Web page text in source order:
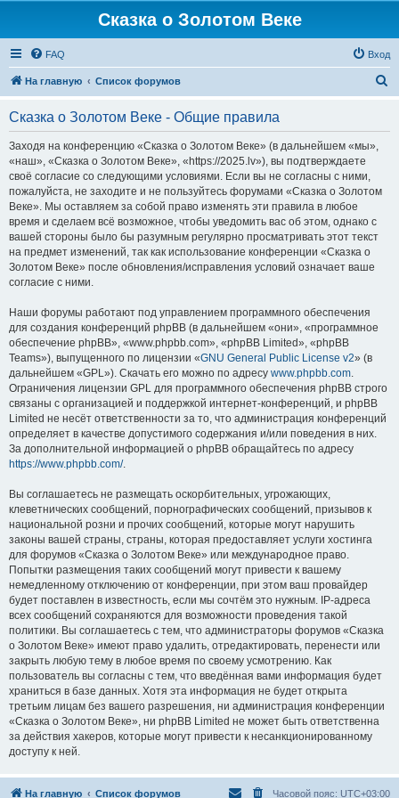
Сказка о Золотом Веке
FAQ Вход
На главную Список форумов
Сказка о Золотом Веке - Общие правила
Заходя на конференцию «Сказка о Золотом Веке» (в дальнейшем «мы»,
«наш», «Сказка о Золотом Веке», «https://2025.lv»), вы подтверждаете
своё согласие со следующими условиями. Если вы не согласны с ними,
пожалуйста, не заходите и не пользуйтесь форумами «Сказка о Золотом
Веке». Мы оставляем за собой право изменять эти правила в любое
время и сделаем всё возможное, чтобы уведомить вас об этом, однако с
вашей стороны было бы разумным регулярно просматривать этот текст
на предмет изменений, так как использование конференции «Сказка о
Золотом Веке» после обновления/исправления условий означает ваше
согласие с ними.
Наши форумы работают под управлением программного обеспечения
для создания конференций phpBB (в дальнейшем «они», «программное
обеспечение phpBB», «www.phpbb.com», «phpBB Limited», «phpBB
Teams»), выпущенного по лицензии «GNU General Public License v2» (в
дальнейшем «GPL»). Скачать его можно по адресу www.phpbb.com.
Ограничения лицензии GPL для программного обеспечения phpBB строго
связаны с организацией и поддержкой интернет-конференций, и phpBB
Limited не несёт ответственности за то, что администрация конференций
определяет в качестве допустимого содержания и/или поведения в них.
За дополнительной информацией о phpBB обращайтесь по адресу
https://www.phpbb.com/.
Вы соглашаетесь не размещать оскорбительных, угрожающих,
клеветнических сообщений, порнографических сообщений, призывов к
национальной розни и прочих сообщений, которые могут нарушить
законы вашей страны, страны, которая предоставляет услуги хостинга
для форумов «Сказка о Золотом Веке» или международное право.
Попытки размещения таких сообщений могут привести к вашему
немедленному отключению от конференции, при этом ваш провайдер
будет поставлен в известность, если мы сочтём это нужным. IP-адреса
всех сообщений сохраняются для возможности проведения такой
политики. Вы соглашаетесь с тем, что администраторы форумов «Сказка
о Золотом Веке» имеют право удалить, отредактировать, перенести или
закрыть любую тему в любое время по своему усмотрению. Как
пользователь вы согласны с тем, что введённая вами информация будет
храниться в базе данных. Хотя эта информация не будет открыта
третьим лицам без вашего разрешения, ни администрация конференции
«Сказка о Золотом Веке», ни phpBB Limited не может быть ответственна
за действия хакеров, которые могут привести к несанкционированному
доступу к ней.
На главную Список форумов Часовой пояс: UTC+03:00